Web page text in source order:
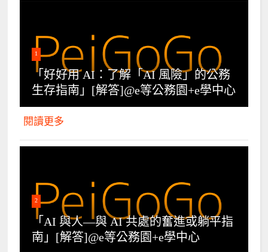
1
「好好用 AI：了解「AI 風險」的公務
生存指南」[解答]@e等公務園+e學中心
閱讀更多
2
「AI 與人—與 AI 共處的奮進或躺平指
南」[解答]@e等公務園+e學中心